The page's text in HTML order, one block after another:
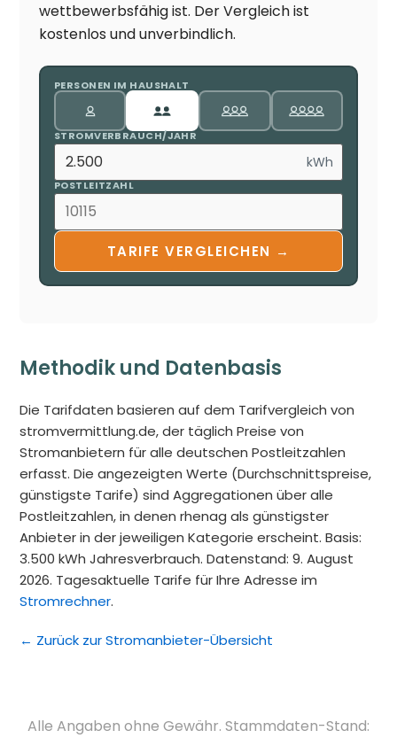
wettbewerbsfähig ist. Der Vergleich ist
kostenlos und unverbindlich.
PERSONEN IM HAUSHALT
STROMVERBRAUCH/JAHR
kWh
POSTLEITZAHL
TARIFE VERGLEICHEN →
Methodik und Datenbasis
Die Tarifdaten basieren auf dem Tarifvergleich von
stromvermittlung.de, der täglich Preise von
Stromanbietern für alle deutschen Postleitzahlen
erfasst. Die angezeigten Werte (Durchschnittspreise,
günstigste Tarife) sind Aggregationen über alle
Postleitzahlen, in denen rhenag als günstigster
Anbieter in der jeweiligen Kategorie erscheint. Basis:
3.500 kWh Jahresverbrauch. Datenstand: 9. August
2026. Tagesaktuelle Tarife für Ihre Adresse im
Stromrechner.
← Zurück zur Stromanbieter-Übersicht
Alle Angaben ohne Gewähr. Stammdaten-Stand: